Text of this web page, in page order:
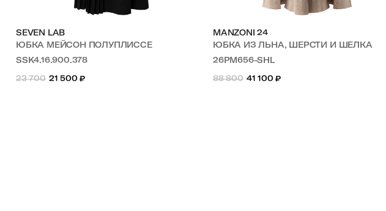
SEVEN LAB
ЮБКА МЕЙСОН ПОЛУПЛИССЕ
SSK4.16.900.378
23 700
21 500 ₽
MANZONI 24
ЮБКА ИЗ ЛЬНА, ШЕРСТИ И ШЕЛКА
26PM656-SHL
88 800
41 100 ₽